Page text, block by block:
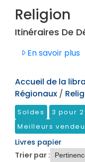
Religion
Itinéraires De
En savoir plus
Accueil de la
Régionaux /
Soldes 3 pour 2
Meilleurs
Livres papier
Trier par :